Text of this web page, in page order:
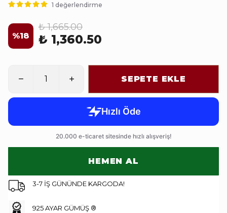
1 değerlendirme
%18
₺ 1,665.00
₺ 1,360.50
SEPETE EKLE
HEMEN AL
3-7 İŞ GÜNÜNDE KARGODA!
925 AYAR GÜMÜŞ ®